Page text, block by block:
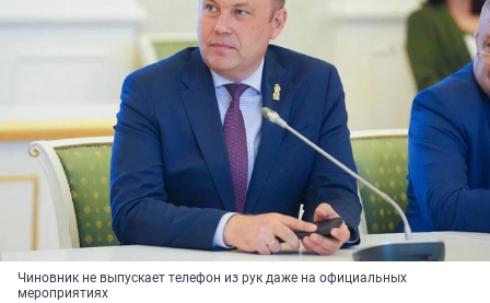
Чиновник не выпускает телефон из рук даже на официальных
мероприятиях